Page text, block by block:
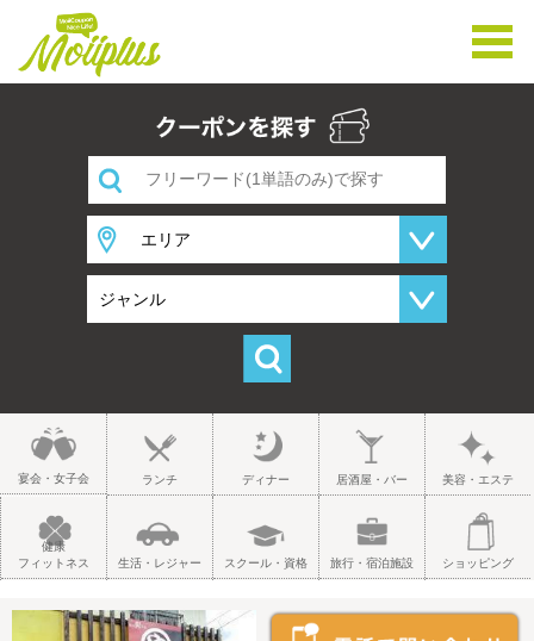
宴会・女子会 ランチ ディナー 居酒屋・バー 美容・エステ
健康
フィットネス
生活・レジャー スクール・資格 旅行・宿泊施設 ショッピング